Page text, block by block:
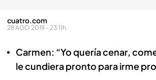
cuatro.com
28 AGO 2019 - 23:11h.
Carmen: “Yo quería cenar,
le cundiera pronto para irme